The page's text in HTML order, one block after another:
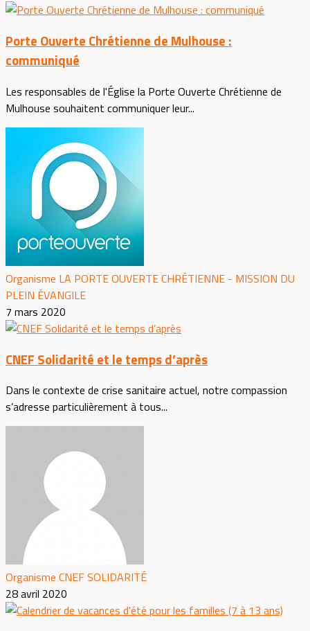
Porte Ouverte Chrétienne de Mulhouse :
communiqué
Les responsables de l'Église la Porte Ouverte Chrétienne de
Mulhouse souhaitent communiquer leur...
Organisme LA PORTE OUVERTE CHRÉTIENNE - MISSION DU
PLEIN ÉVANGILE
7 mars 2020
CNEF Solidarité et le temps d’après
Dans le contexte de crise sanitaire actuel, notre compassion
s’adresse particulièrement à tous...
Organisme CNEF SOLIDARITÉ
28 avril 2020